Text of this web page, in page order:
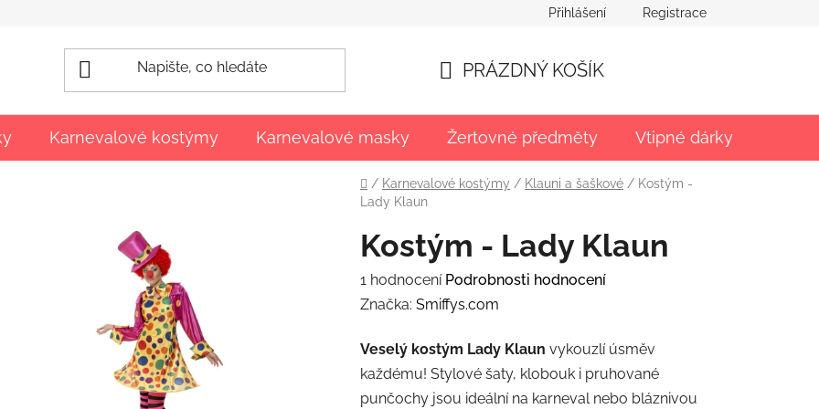
Přihlášení Registrace
KOŠÍK
PRÁZDNÝ KOŠÍK
Karnevalové kostýmy Karnevalové masky Žertovné předměty Vtipné dárky
Domů
/ Karnevalové kostýmy / Klauni a šaškové / Kostým -
Lady Klaun
Kostým - Lady Klaun
Průměrné
hodnocení
je
5,0
z
1 hodnocení Podrobnosti hodnocení
Značka: Smiffys.com
Veselý kostým Lady Klaun vykouzlí úsměv
každému! Stylové šaty, klobouk i pruhované
punčochy jsou ideální na karneval nebo bláznivou